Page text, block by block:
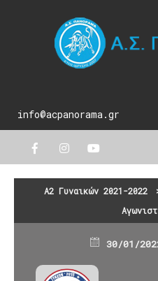
info@acpanorama.gr
Α2 Γυναικών 2021-2022
30/01/